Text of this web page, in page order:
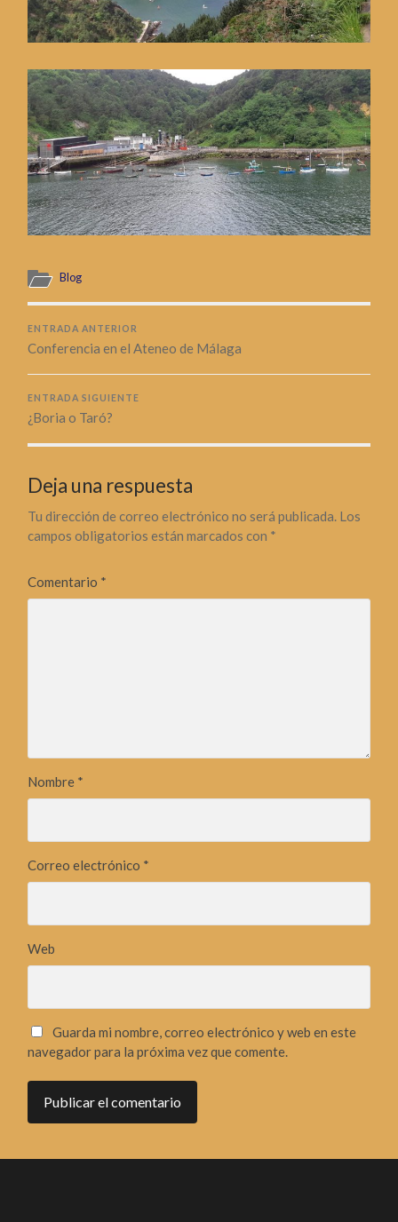
Blog
ENTRADA ANTERIOR
Conferencia en el Ateneo de Málaga
ENTRADA SIGUIENTE
¿Boria o Taró?
Deja una respuesta
Tu dirección de correo electrónico no será publicada. Los
campos obligatorios están marcados con *
Comentario *
Nombre *
Correo electrónico *
Web
Guarda mi nombre, correo electrónico y web en este
navegador para la próxima vez que comente.